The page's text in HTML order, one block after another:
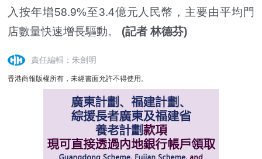
入按年增58.9%至3.4億元人民幣，主要由平均門
店數量快速增長驅動。
(記者 林德芬)
責任編輯：朱劍明
香港商報版權所有，未經書面允許不得使用。